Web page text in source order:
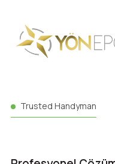
Trusted Handyman